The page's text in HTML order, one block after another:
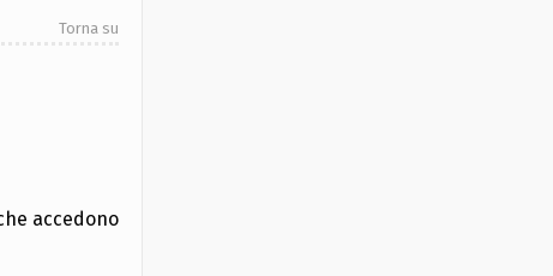
Torna su
accedono